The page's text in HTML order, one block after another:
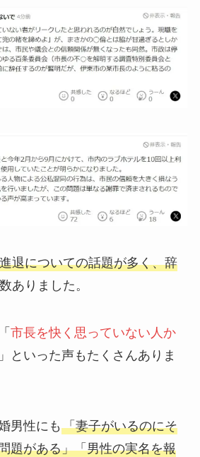
退についての話題が多く、辞
ありました。
市長を快く思っていない人か
」といった声もたくさんありま
男性にも 「妻子がいるのにそ
題がある」「男性の実名を報